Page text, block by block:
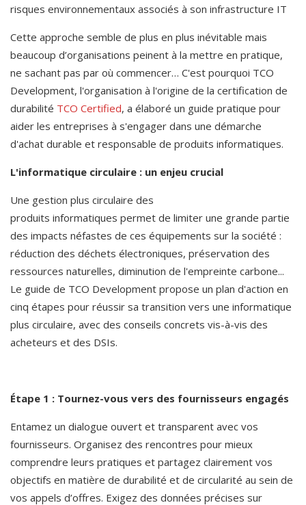
risques environnementaux associés à son infrastructure IT
Cette approche semble de plus en plus inévitable mais
beaucoup d’organisations peinent à la mettre en pratique,
ne sachant pas par où commencer… C'est pourquoi TCO
Development, l'organisation à l'origine de la certification de
durabilité TCO Certified, a élaboré un guide pratique pour
aider les entreprises à s'engager dans une démarche
d'achat durable et responsable de produits informatiques.
L'informatique circulaire : un enjeu crucial
Une gestion plus circulaire des
produits informatiques permet de limiter une grande partie
des impacts néfastes de ces équipements sur la société :
réduction des déchets électroniques, préservation des
ressources naturelles, diminution de l'empreinte carbone...
Le guide de TCO Development propose un plan d'action en
cinq étapes pour réussir sa transition vers une informatique
plus circulaire, avec des conseils concrets vis-à-vis des
acheteurs et des DSIs.
Étape 1 : Tournez-vous vers des fournisseurs engagés
Entamez un dialogue ouvert et transparent avec vos
fournisseurs. Organisez des rencontres pour mieux
comprendre leurs pratiques et partagez clairement vos
objectifs en matière de durabilité et de circularité au sein de
vos appels d’offres. Exigez des données précises sur